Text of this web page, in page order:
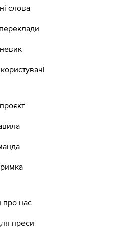
слова
про нас
преси